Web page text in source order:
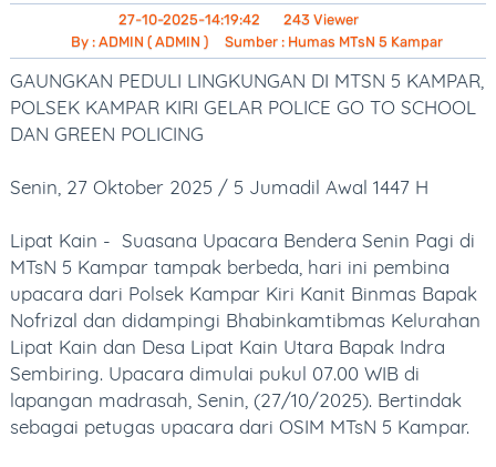
PUBLIKASI
BERITA
ARTIKEL
PENGUMUMAN
FOTO GALLERY
VIDEO GALLERY
DOWNLOAD AREA
LINK MASTER
27-10-2025-14:19:42
243 Viewer
By : ADMIN ( ADMIN )
Sumber : Humas MTsN 5 Kampar
GAUNGKAN PEDULI LINGKUNGAN DI MTSN 5 KAMPAR,
POLSEK KAMPAR KIRI GELAR POLICE GO TO SCHOOL
DAN GREEN POLICING
Senin, 27 Oktober 2025 / 5 Jumadil Awal 1447 H
Lipat Kain - Suasana Upacara Bendera Senin Pagi di
MTsN 5 Kampar tampak berbeda, hari ini pembina
upacara dari Polsek Kampar Kiri Kanit Binmas Bapak
Nofrizal dan didampingi Bhabinkamtibmas Kelurahan
Lipat Kain dan Desa Lipat Kain Utara Bapak Indra
Sembiring. Upacara dimulai pukul 07.00 WIB di
lapangan madrasah, Senin, (27/10/2025). Bertindak
sebagai petugas upacara dari OSIM MTsN 5 Kampar.